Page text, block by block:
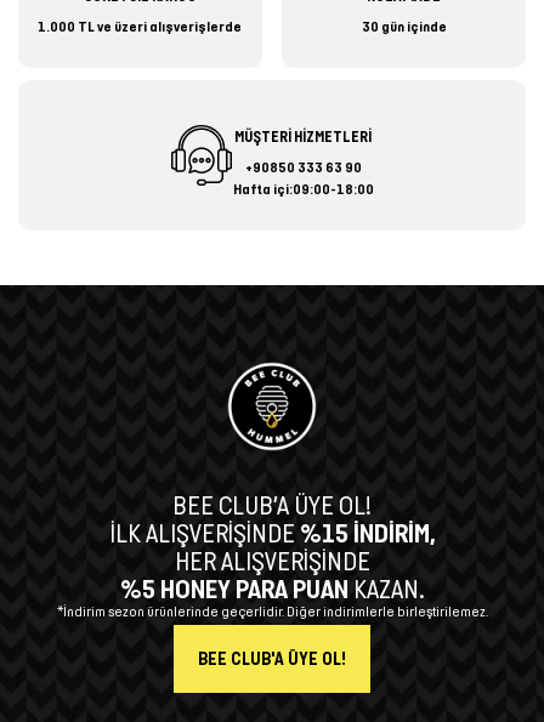
1.000 TL ve üzeri alışverişlerde
30 gün içinde
MÜŞTERİ HİZMETLERİ
+90850 333 63 90
Hafta içi:09:00-18:00
BEE CLUB’A ÜYE OL!
İLK ALIŞVERİŞİNDE %15 İNDİRİM,
HER ALIŞVERİŞİNDE
%5 HONEY PARA PUAN KAZAN.
*İndirim sezon ürünlerinde geçerlidir. Diğer indirimlerle birleştirilemez.
BEE CLUB'A ÜYE OL!